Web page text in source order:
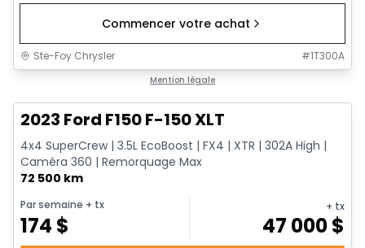
Commencer votre achat
Ste-Foy Chrysler #1T300A
Mention légale
2023 Ford F150 F-150 XLT
4x4 SuperCrew | 3.5L EcoBoost | FX4 | XTR | 302A High |
Caméra 360 | Remorquage Max
72 500 km
Par semaine + tx
174 $
+ tx
47 000$